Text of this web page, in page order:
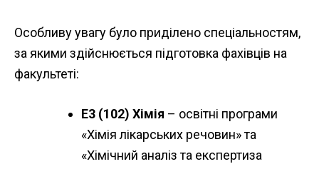
Особливу увагу було приділено спеціальностям,
за якими здійснюється підготовка фахівців на
факультеті:
Е3 (102) Хімія – освітні програми
«Хімія лікарських речовин» та
«Хімічний аналіз та експертиза